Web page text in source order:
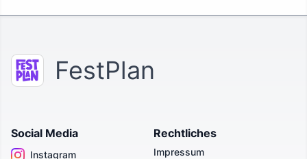
FestPlan
Social Media
Instagram
Rechtliches
Impressum